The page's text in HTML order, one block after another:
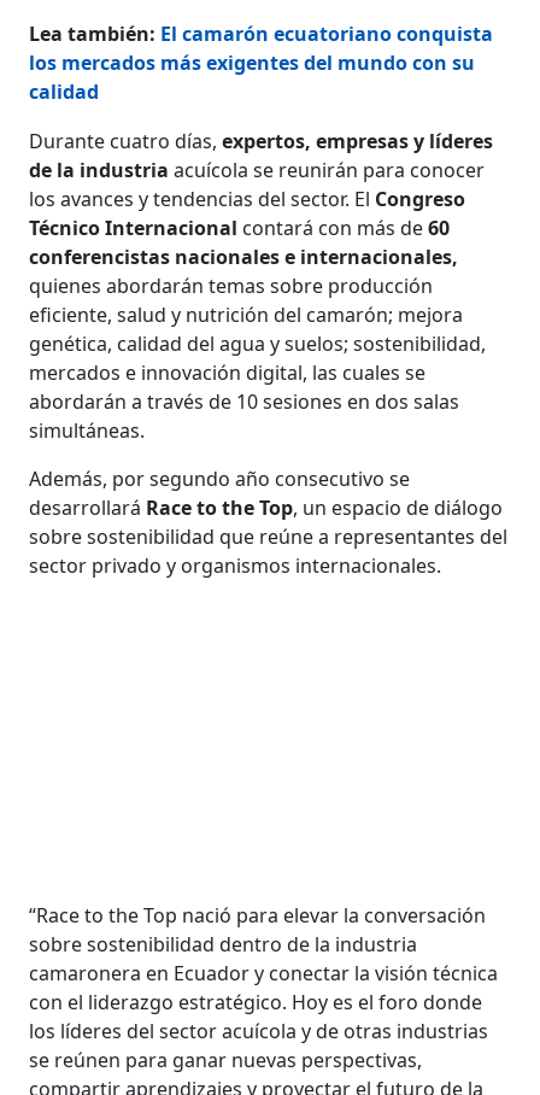
Lea también: El camarón ecuatoriano conquista
los mercados más exigentes del mundo con su
calidad
Durante cuatro días,expertos, empresas y líderes
de la industria acuícola se reunirán para conocer
los avances y tendencias del sector. El Congreso
Técnico Internacional contará con más de60
conferencistas nacionales e internacionales,
quienes abordarán temas sobre producción
eficiente, salud y nutrición del camarón; mejora
genética, calidad del agua y suelos; sostenibilidad,
mercados e innovación digital, las cuales se
abordarán a través de 10 sesiones en dos salas
simultáneas.
Además, por segundo año consecutivo se
desarrollará Race to the Top, un espacio de diálogo
sobre sostenibilidad que reúne a representantes del
sector privado y organismos internacionales.
“Race to the Top nació para elevar la conversación
sobre sostenibilidad dentro de la industria
camaronera en Ecuador y conectar la visión técnica
con el liderazgo estratégico. Hoy es el foro donde
los líderes del sector acuícola y de otras industrias
se reúnen para ganar nuevas perspectivas,
compartir aprendizajes y proyectar el futuro de la